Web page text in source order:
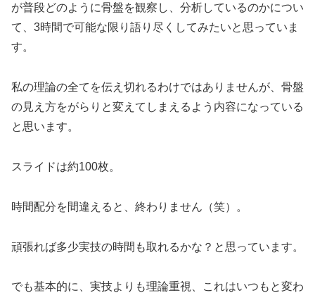
が普段どのように骨盤を観察し、分析しているのかについ
て、3時間で可能な限り語り尽くしてみたいと思っていま
す。
私の理論の全てを伝え切れるわけではありませんが、骨盤
の見え方をがらりと変えてしまえるよう内容になっている
と思います。
スライドは約100枚。
時間配分を間違えると、終わりません（笑）。
頑張れば多少実技の時間も取れるかな？と思っています。
でも基本的に、実技よりも理論重視、これはいつもと変わ